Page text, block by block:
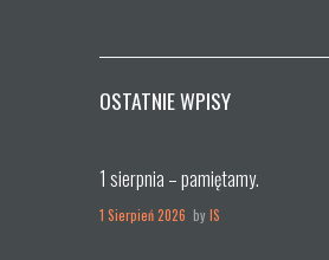
OSTATNIE WPISY
1 sierpnia – pamiętamy.
1 Sierpień 2026 byIS